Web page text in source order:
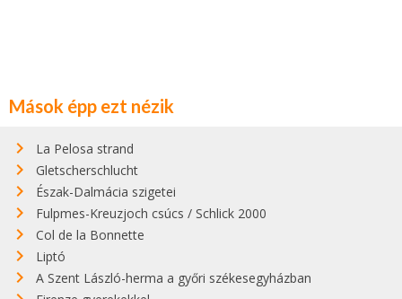
Mások épp ezt nézik
La Pelosa strand
Gletscherschlucht
Észak-Dalmácia szigetei
Fulpmes-Kreuzjoch csúcs / Schlick 2000
Col de la Bonnette
Liptó
A Szent László-herma a győri székesegyházban